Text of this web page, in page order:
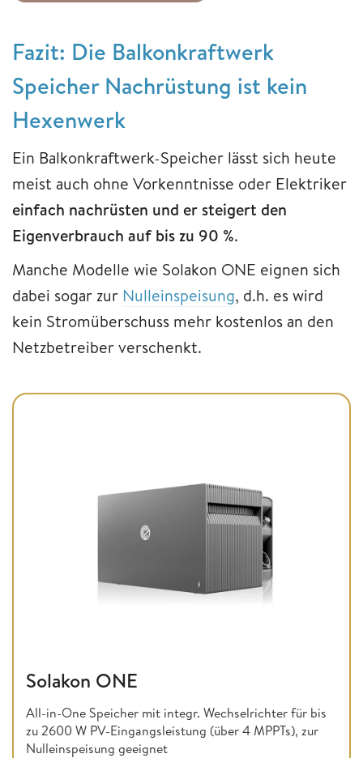
Fazit: Die Balkonkraftwerk
Speicher Nachrüstung ist kein
Hexenwerk
Ein Balkonkraftwerk-Speicher lässt sich heute
meist auch ohne Vorkenntnisse oder Elektriker
einfach nachrüsten und er steigert den
Eigenverbrauch auf bis zu 90 %.
Manche Modelle wie Solakon ONE eignen sich
dabei sogar zur Nulleinspeisung, d.h. es wird
kein Stromüberschuss mehr kostenlos an den
Netzbetreiber verschenkt.
Solakon ONE
All-in-One Speicher mit integr. Wechselrichter für bis
zu 2600 W PV-Eingangsleistung (über 4 MPPTs), zur
Nulleinspeisung geeignet